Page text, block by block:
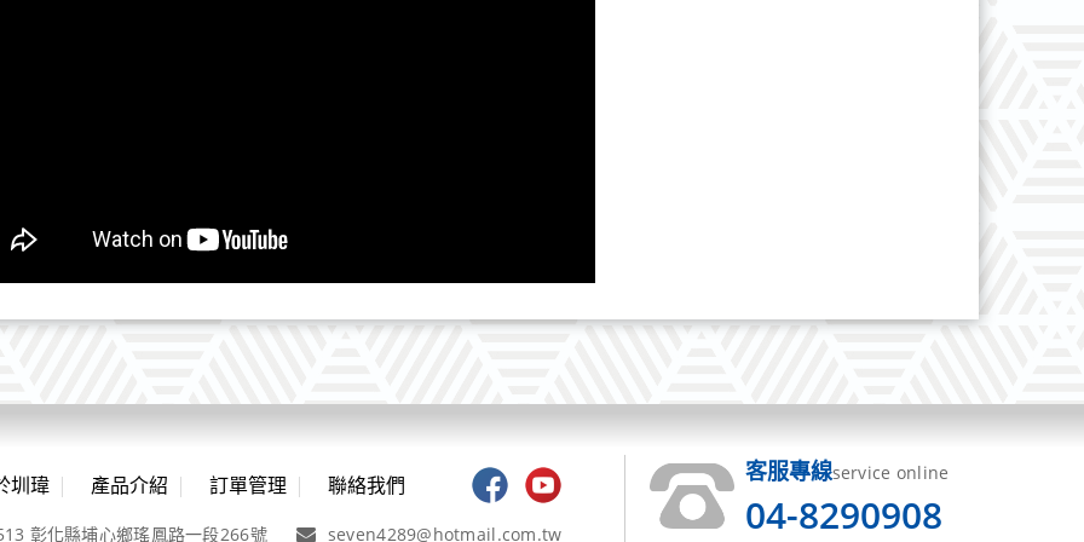
圳瑋 產品介紹 訂單管理 聯絡我們
彰化縣埔心鄉瑤鳳路一段266號 seven4289@hotmail.com.tw
客服專線service online
04-8290908